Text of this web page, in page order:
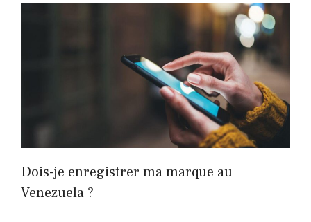
Dois-je enregistrer ma marque au
Venezuela ?